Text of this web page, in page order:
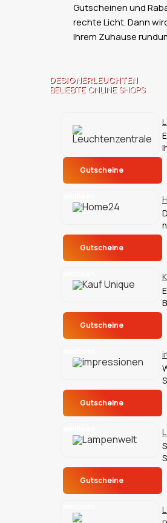
Gutscheinen und
rechte Licht. Dann
Ihrem Zuhause
DESIGNERLEUCHTEN
BELIEBTE ONLINE SHOPS
Gutscheine
Gutscheine
Gutscheine
Gutscheine
Gutscheine